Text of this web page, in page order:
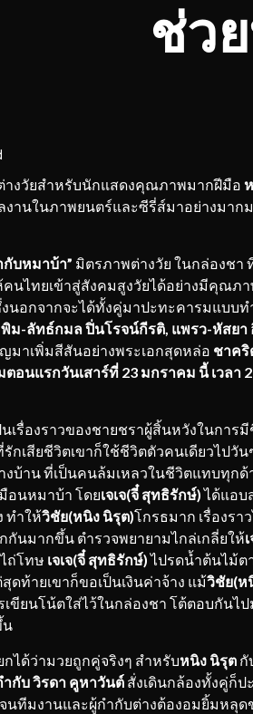
ช่ว
างวัยสำหรับนักแสดงคุณภาพมากฝีมือ
งานในภาพยนตร์และซีรี่ส์มาอย่างมาก
กับหมาบ้า” มิตรภาพต่างวัย ในกล่องชา
นไทยเข้าสู่สังคมสูงวัยได้อย่างมีคุณภ
นอกจากจะได้ทั้งคู่มาปะทะคารมแบบ
พิม-ลัทธ์กมล ปิ่นโรจน์กีรติ, แพรว-หัสยา
มาเพิ่มสีสันอย่างพระเอกสุดหล่อ ชาคริ
ตอนแรกวันเสาร์ที่23 มกราคม นี้ เวลา
นเรื่องราวของชายชราผู้สิ้นหวังในการ
กเสียชีวิตเขาก็ใช้ชีวิตตัวคนเดียวไปวั
งบ้าน ที่เป็นคนล้มเหลวในชีวิตแทบทุก
อนหมาบ้า โดยเจเจ(จี๋ สุทธิรักษ์)ได้แอบ
ทำให้วิชัย(หนิง นิรุต)โกรธมาก เรื่องรา
กันมากขึ้น ตำรวจพยายามไกล่เกลี่ยให้
ถ่โทษ เจเจ(จี๋ สุทธิรักษ์)ไปรดน้ำต้นไม้ต
ดท้ายเขาก็ขอเป็นเงินค่าจ้าง แม้วิชัย(ห
ขียนโน้ตใส่ไว้ในกล่องชา โต้ตอบกันไ
น
กได้ว่ามวยถูกคู่จริงๆ สำหรับหนิง นิรุตกั
ำกับ วิรดา คูหาวันต์สั่งเดินกล้องทั้งคู่ก็
นทีมงานและผู้กำกับต่างต้องอมยิ้มหลุ